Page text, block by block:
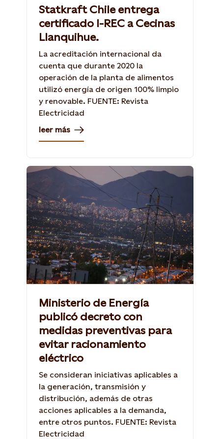
Statkraft Chile entrega
certificado I-REC a Cecinas
Llanquihue.
La acreditación internacional da
cuenta que durante 2020 la
operación de la planta de alimentos
utilizó energía de origen 100% limpio
y renovable. FUENTE: Revista
Electricidad
leer más
Ministerio de Energía
publicó decreto con
medidas preventivas para
evitar racionamiento
eléctrico
Se consideran iniciativas aplicables a
la generación, transmisión y
distribución, además de otras
acciones aplicables a la demanda,
entre otros puntos. FUENTE: Revista
Electricidad